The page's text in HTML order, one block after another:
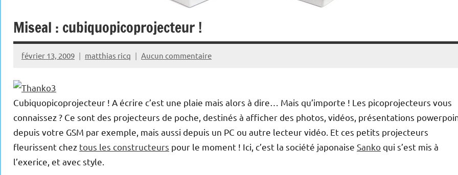
Miseal : cubiquopicoprojecteur !
février 13, 2009 matthias ricq Aucun commentaire
Cubiquopicoprojecteur ! A écrire c’est une plaie mais alors à dire… Mais qu’importe ! Les picoprojecteurs vous
connaissez ? Ce sont des projecteurs de poche, destinés à afficher des photos, vidéos, présentations
depuis votre GSM par exemple, mais aussi depuis un PC ou autre lecteur vidéo. Et ces petits projecteurs
fleurissent chez tous les constructeurs pour le moment ! Ici, c’est la société japonaise Sankoqui s’est mis à
l’exerice, et avec style.